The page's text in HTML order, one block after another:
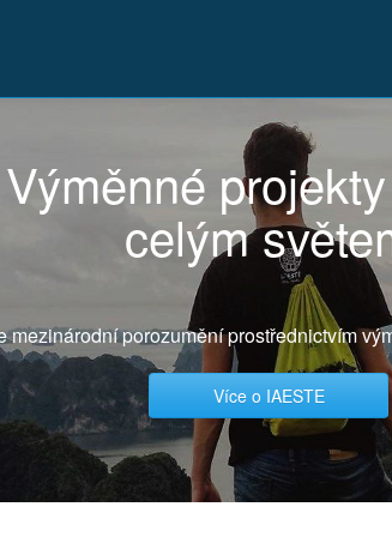
Výměnné
celým
mezinárodní porozumění prostřednictvím
Více o IAESTE